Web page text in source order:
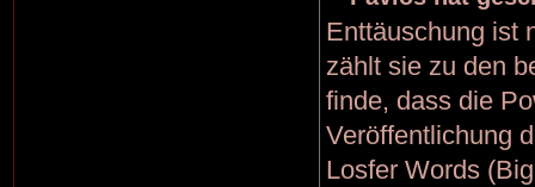
Enttäuschung ist
zählt sie zu den
finde, dass die
Veröffentlichung
Losfer Words